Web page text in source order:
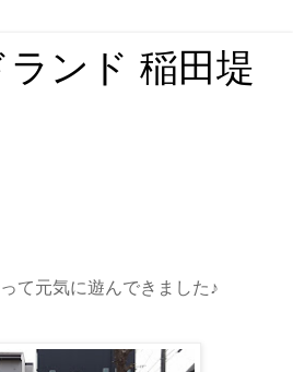
ンド 稲田堤
て元気に遊んできました♪